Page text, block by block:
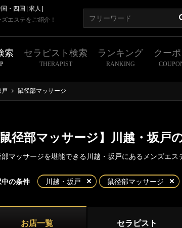
・四国
求人
エステをご紹介！
索 セラピスト検索
THERAPIST
ランキング
RANKING
クー
戸 鼠径部マッサージ
鼠径部マッサージ】川越・坂戸
部マッサージを堪能できる川越・坂戸にあるメンズエス
中の条件 川越・坂戸 鼠径部マッサージ
お店一覧 セラピスト
坂戸